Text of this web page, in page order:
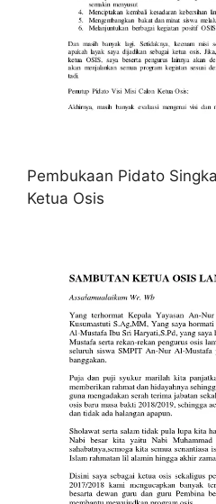
Pembukaan Pidato
Ketua Osis